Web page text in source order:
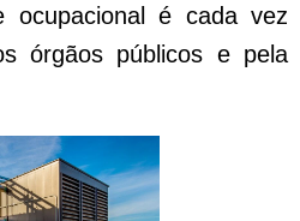
ocupacional é cada vez
órgãos públicos e pela